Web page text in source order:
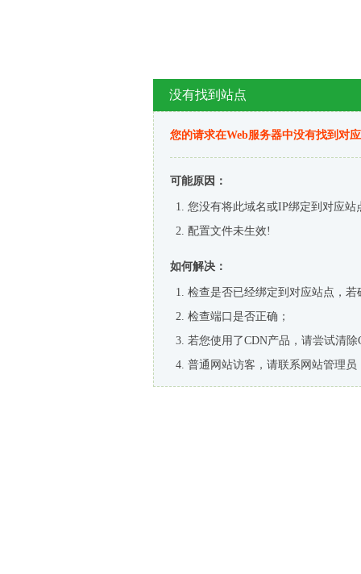
没有找到站点
您的请求在Web服务器中没有找到对
可能原因：
您没有将此域名或IP绑定到对应站
配置文件未生效!
如何解决：
检查是否已经绑定到对应站点，
检查端口是否正确；
若您使用了CDN产品，请尝试清除
普通网站访客，请联系网站管理员